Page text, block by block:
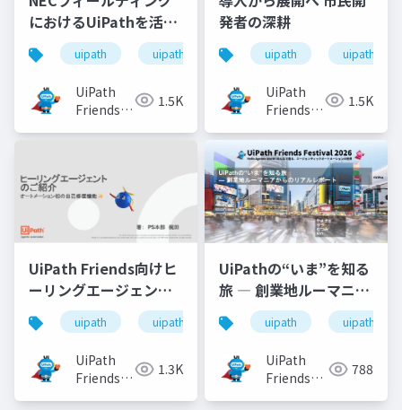
におけるUiPathを活用
した機器修理受付の自
動化
uipath uipathfriends
UiPath
Friends
1.5K
発者の深耕
uipath
UiPath
Friends
1.5K
UiPath Friends向けヒ
ーリングエージェント
のご紹介uipath uipathfriends
UiPath
Friends
1.3K
UiPathの“いま”を知る
旅 ― 創業地ルーマニア
からのリアルレポート
uipath
UiPath
Friends
788